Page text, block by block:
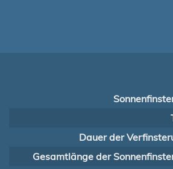
Dauer der
Gesamtlänge der